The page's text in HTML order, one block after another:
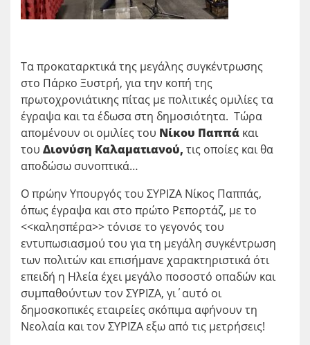
Τα προκαταρκτικά της μεγάλης συγκέντρωσης
στο Πάρκο Ξυστρή, για την κοπή της
πρωτοχρονιάτικης πίτας με πολιτικές ομιλίες τα
έγραψα και τα έδωσα στη δημοσιότητα. Τώρα
απομένουν οι ομιλίες του Νίκου Παππά και
του Διονύση Καλαματιανού, τις οποίες και θα
αποδώσω συνοπτικά…
Ο πρώην Υπουργός του ΣΥΡΙΖΑ Νίκος Παππάς,
όπως έγραψα και στο πρώτο Ρεπορτάζ, με το
<<καλησπέρα>> τόνισε το γεγονός του
εντυπωσιασμού του για τη μεγάλη συγκέντρωση
των πολιτών και επισήμανε χαρακτηριστικά ότι
επειδή η Ηλεία έχει μεγάλο ποσοστό οπαδών και
συμπαθούντων τον ΣΥΡΙΖΑ, γι΄αυτό οι
δημοσκοπικές εταιρείες σκόπιμα αφήνουν τη
Νεολαία και τον ΣΥΡΙΖΑ εξω από τις μετρήσεις!